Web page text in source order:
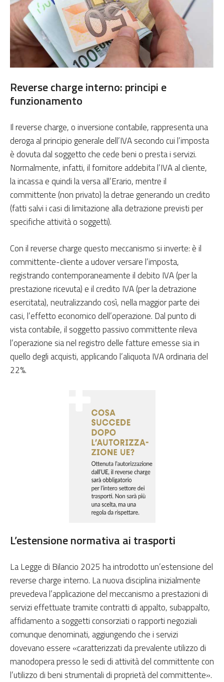
Reverse charge interno: principi e
funzionamento
Il reverse charge, o inversione contabile, rappresenta una
deroga al principio generale dell’IVA secondo cui l’imposta
è dovuta dal soggetto che cede beni o presta i servizi.
Normalmente, infatti, il fornitore addebita l’IVA al cliente,
la incassa e quindi la versa all’Erario, mentre il
committente (non privato) la detrae generando un credito
(fatti salvi i casi di limitazione alla detrazione previsti per
specifiche attività o soggetti).
Con il reverse charge questo meccanismo si inverte: è il
committente-cliente a udover versare l’imposta,
registrando contemporaneamente il debito IVA (per la
prestazione ricevuta) e il credito IVA (per la detrazione
esercitata), neutralizzando così, nella maggior parte dei
casi, l’effetto economico dell’operazione. Dal punto di
vista contabile, il soggetto passivo committente rileva
l’operazione sia nel registro delle fatture emesse sia in
quello degli acquisti, applicando l’aliquota IVA ordinaria del
22%.
L’estensione normativa ai trasporti
La Legge di Bilancio 2025 ha introdotto un’estensione del
reverse charge interno. La nuova disciplina inizialmente
prevedeva l’applicazione del meccanismo a prestazioni di
servizi effettuate tramite contratti di appalto, subappalto,
affidamento a soggetti consorziati o rapporti negoziali
comunque denominati, aggiungendo che i servizi
dovevano essere «caratterizzati da prevalente utilizzo di
manodopera presso le sedi di attività del committente con
l’utilizzo di beni strumentali di proprietà del committente».